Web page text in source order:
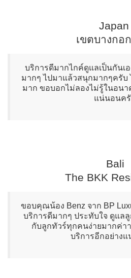
Japan
เขตบางกอ
บริการดีมากไกค์ดูแลเป็นกันเ
มากๆ ไปมาแล้วสนุกมากๆครับ
มาก ขอบอกไม่ลองไม่รู้ในอน
แน่นอนค
Bali
The BKK
ขอบคุณน้อง Benz จาก BP
บริการดีมากๆ ประทับใจ ดูแล
กับลูกทัวร์ทุกคนง่ายมากค่า
บริการอีกอย่าง